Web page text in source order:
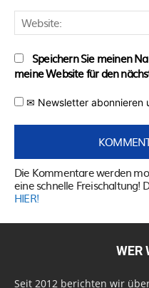
Speichern Sie meinen
meine Website für den
✉ Newsletter abonnieren
Die Kommentare werden
eine schnelle Freischaltung!
HIER!
WER
Seit 2012 berichten wir